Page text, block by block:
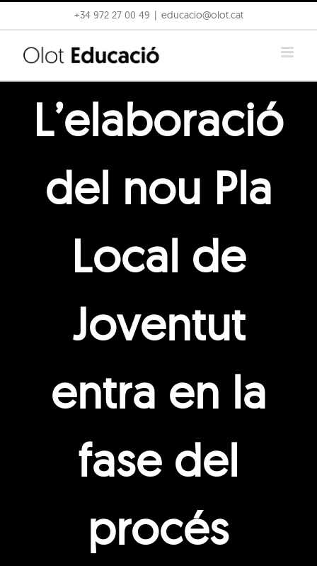
to
content
+34 972 27 00 49 educacio@olot.cat
L’elaboració
del nou Pla
Local de
Joventut
entra en la
fase del
procés